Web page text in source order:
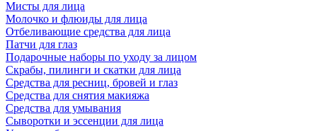
Мисты для лица
Молочко и флюиды для лица
Отбеливающие средства для лица
Патчи для глаз
Подарочные наборы по уходу за лицом
Скрабы, пилинги и скатки для лица
Средства для ресниц, бровей и глаз
Средства для снятия макияжа
Средства для умывания
Сыворотки и эссенции для лица